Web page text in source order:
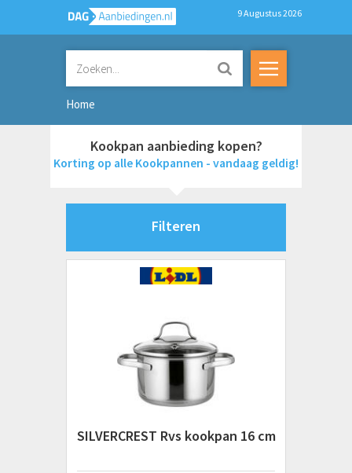
9 Augustus 2026
Home
Kookpan aanbieding kopen?
Korting op alle Kookpannen - vandaag geldig!
Filteren
€ 0 tot € 20
€ 20 tot € 50
€ 50 tot € 100+
SILVERCREST Rvs kookpan 16 cm